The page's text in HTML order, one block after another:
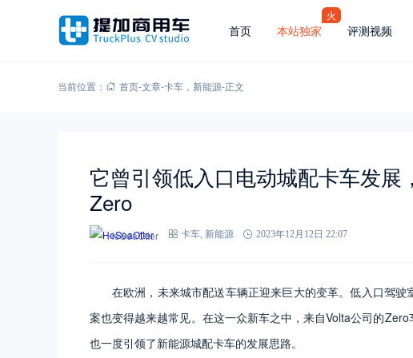
首页 本站独家
火
评测视频
当前位置： 首页-文章-卡车 ， 新能源-正文
它曾引领低入口电动城配卡车发
Zero
HeSeaOtter 卡车 新能源 2023年12月12日 22:07
在欧洲，未来城市配送车辆正迎来巨大的变革。低入口驾
案也变得越来越常见。在这一众新车之中，来自Volta公司的
也一度引领了新能源城配卡车的发展思路。